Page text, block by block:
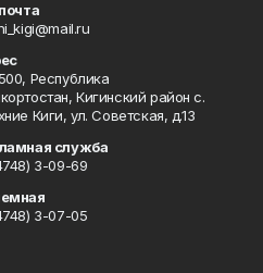
Республика
Кигинский район с.
Киги, ул. Советская, д.13
служба
3-09-69
3-07-05